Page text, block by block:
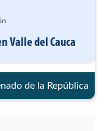
Valle del Cauca
de la República